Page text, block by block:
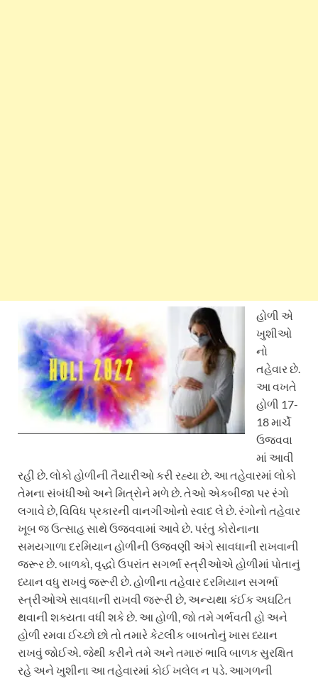
હોળી એ
ખુશીઓ
નો
તહેવાર છે.
આ વખતે
હોળી 17-
18 માર્ચે
ઉજવવા
માં આવી
રહી છે. લોકો હોળીની તૈયારીઓ કરી રહ્યા છે. આ તહેવારમાં લોકો
તેમના સંબંધીઓ અને મિત્રોને મળે છે. તેઓ એકબીજા પર રંગો
લગાવે છે, વિવિધ પ્રકારની વાનગીઓનો સ્વાદ લે છે. રંગોનો તહેવાર
ખૂબ જ ઉત્સાહ સાથે ઉજવવામાં આવે છે. પરંતુ કોરોનાના
સમયગાળા દરમિયાન હોળીની ઉજવણી અંગે સાવધાની રાખવાની
જરૂર છે. બાળકો, વૃદ્ધો ઉપરાંત સગર્ભા સ્ત્રીઓએ હોળીમાં પોતાનું
ધ્યાન વધુ રાખવું જરૂરી છે. હોળીના તહેવાર દરમિયાન સગર્ભા
સ્ત્રીઓએ સાવધાની રાખવી જરૂરી છે, અન્યથા કંઈક અઘટિત
થવાની શક્યતા વધી શકે છે. આ હોળી, જો તમે ગર્ભવતી હો અને
હોળી રમવા ઈચ્છો છો તો તમારે કેટલીક બાબતોનું ખાસ ધ્યાન
રાખવું જોઈએ. જેથી કરીને તમે અને તમારું ભાવિ બાળક સુરક્ષિત
રહે અને ખુશીના આ તહેવારમાં કોઈ ખલેલ ન પડે. આગળની